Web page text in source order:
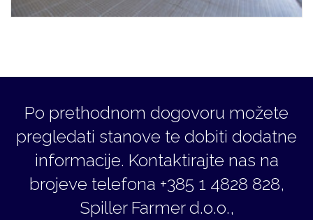
Po prethodnom dogovoru možete
pregledati stanove te dobiti dodatne
informacije. Kontaktirajte nas na
brojeve telefona +385 1 4828 828,
Spiller Farmer d.o.o.,